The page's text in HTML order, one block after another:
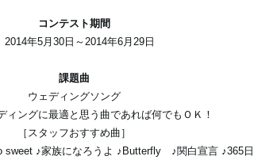
コンテスト期間
2014年5月30日～2014年6月29日
課題曲
ウェディングソング
ィングに最適と思う曲であれば何でもＯＫ！
［スタッフおすすめ曲］
sweet ♪家族になろうよ ♪Butterfly ♪関白宣言 ♪365